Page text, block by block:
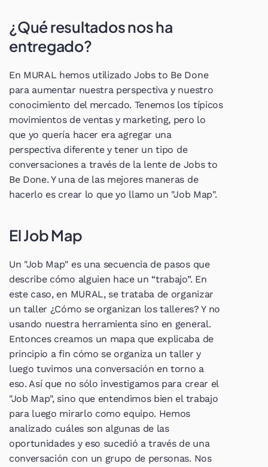
¿Qué resultados nos ha
entregado?
En MURAL hemos utilizado Jobs to Be Done
para aumentar nuestra perspectiva y nuestro
conocimiento del mercado. Tenemos los típicos
movimientos de ventas y marketing, pero lo
que yo quería hacer era agregar una
perspectiva diferente y tener un tipo de
conversaciones a través de la lente de Jobs to
Be Done. Y una de las mejores maneras de
hacerlo es crear lo que yo llamo un "Job Map".
El Job Map
Un "Job Map" es una secuencia de pasos que
describe cómo alguien hace un “trabajo”. En
este caso, en MURAL, se trataba de organizar
un taller ¿Cómo se organizan los talleres? Y no
usando nuestra herramienta sino en general.
Entonces creamos un mapa que explicaba de
principio a fin cómo se organiza un taller y
luego tuvimos una conversación en torno a
eso. Así que no sólo investigamos para crear el
"Job Map", sino que entendimos bien el trabajo
para luego mirarlo como equipo. Hemos
analizado cuáles son algunas de las
oportunidades y eso sucedió a través de una
conversación con un grupo de personas. Nos